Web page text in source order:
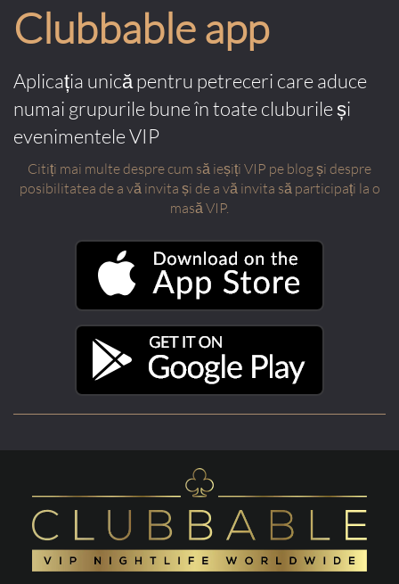
Clubbable app
Aplicația unică pentru petreceri care aduce
numai grupurile bune în toate cluburile și
evenimentele VIP
Citiți mai multe despre cum să ieșiți VIP pe blog și despre
posibilitatea de a vă invita și de a vă invita să participați la o
masă VIP.